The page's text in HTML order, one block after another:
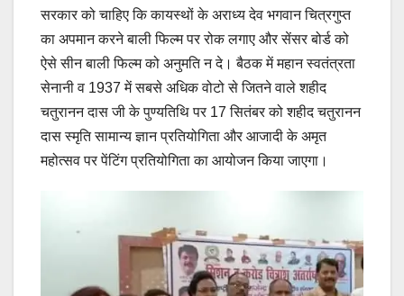
सरकार को चाहिए कि कायस्थों के अराध्य देव भगवान चित्रगुप्त
का अपमान करने बाली फिल्म पर रोक लगाए और सेंसर बोर्ड को
ऐसे सीन बाली फिल्म को अनुमति न दे। बैठक में महान स्वतंत्रता
सेनानी व 1937 में सबसे अधिक वोटो से जितने वाले शहीद
चतुरानन दास जी के पुण्यतिथि पर 17 सितंबर को शहीद चतुरानन
दास स्मृति सामान्य ज्ञान प्रतियोगिता और आजादी के अमृत
महोत्सव पर पेंटिंग प्रतियोगिता का आयोजन किया जाएगा।